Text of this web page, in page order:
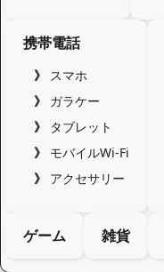
携帯電話
スマホ
ガラケー
タブレット
モバイルWi-Fi
アクセサリー
ゲーム 雑貨